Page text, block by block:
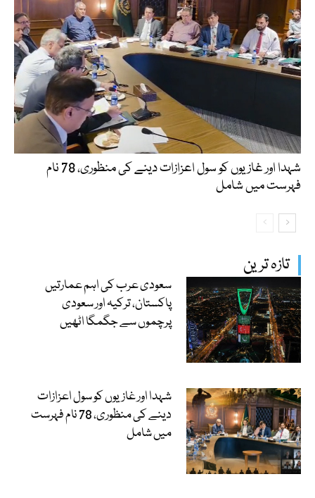
تازہ ترین
سعودی عرب کی اہم عمارتیں
پاکستان، ترکیہ اور سعودی
پرچموں سے جگمگا اٹھیں
شہدا اور غازیوں کو سول اعزازات
دینے کی منظوری، 78 نام فہرست
میں شامل
شہدا اور غازیوں کو سول اعزازات دینے کی منظوری، 78 نام
فہرست میں شامل